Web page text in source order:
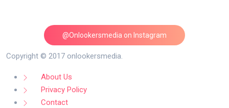
@Onlookersmedia on Instagram
Follow on Instagram
Copyright © 2017 onlookersmedia.
About Us
Privacy Policy
Contact